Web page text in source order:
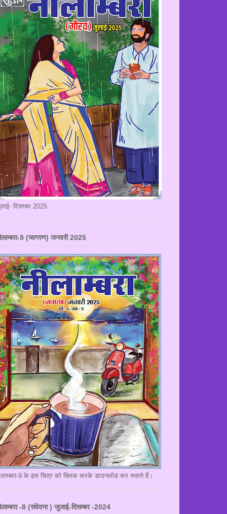
दिसम्बर 2025
9 (जागरण) जनवरी 2025
9 के इस चित्र को क्लिक करके डाउनलोड कर सकते हैं।
-8 (संवेदना ) जुलाई-दिसम्बर -2024